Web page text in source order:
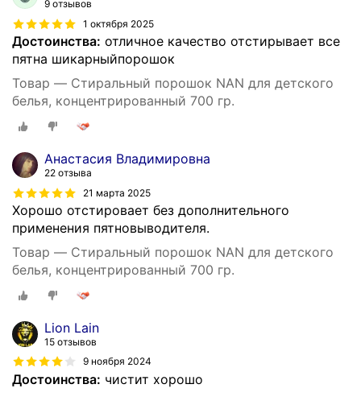
9 отзывов
1 октября 2025
Достоинства: отличное качество отстирывает все
пятна шикарныйпорошок
Товар — Стиральный порошок NAN для детского
белья, концентрированный 700 гр.
Анастасия Владимировна
22 отзыва
21 марта 2025
Хорошо отстировает без дополнительного
применения пятновыводителя.
Товар — Стиральный порошок NAN для детского
белья, концентрированный 700 гр.
Lion Lain
15 отзывов
9 ноября 2024
Достоинства: чистит хорошо